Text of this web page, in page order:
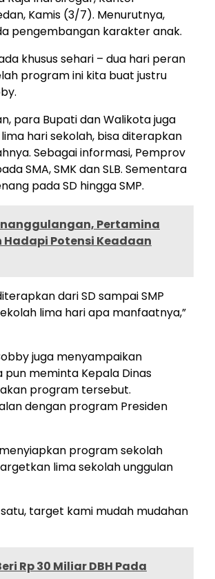
Kamis (3/7). Menurutnya,
pengembangan karakter anak.
khusus sehari – dua hari peran
program ini kita buat justru
para Bupati dan Walikota juga
hari sekolah, bisa diterapkan
Sebagai informasi, Pemprov
SMA, SMK dan SLB. Sementara
pada SD hingga SMP.
Pertamina
Potensi Keadaan
dari SD sampai SMP
lima hari apa manfaatnya,”
juga menyampaikan
pun meminta Kepala Dinas
program tersebut.
dengan program Presiden
program sekolah
lima sekolah unggulan
target kami mudah mudahan
Rp 30 Miliar DBH Pada